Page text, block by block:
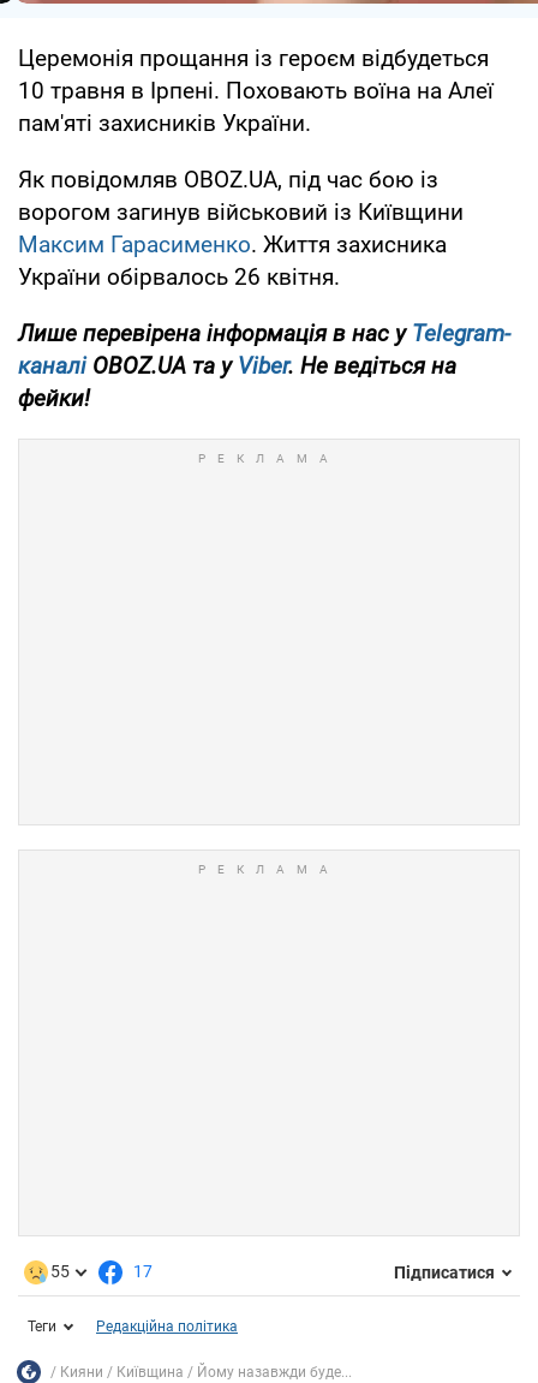
Церемонія прощання із героєм відбудеться
10 травня в Ірпені. Поховають воїна на Алеї
пам'яті захисників України.
Як повідомляв OBOZ.UA, під час бою із
ворогом загинув військовий із Київщини
Максим Гарасименко. Життя захисника
України обірвалось 26 квітня.
Лише перевірена інформація в нас уTelegram-
каналіOBOZ.UA та уViber. Не ведіться на
фейки!
55 17 Підписатися
Теги Редакційна політика
Кияни Київщина Йому назавжди буде...